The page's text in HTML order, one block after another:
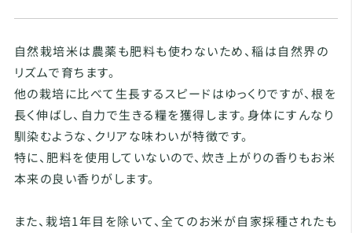
自然栽培米は農薬も肥料も使わないため、稲は自然界の
リズムで育ちます。
他の栽培に比べて生長するスピードはゆっくりですが、根を
長く伸ばし、自力で生きる糧を獲得します。身体にすんなり
馴染むような、クリアな味わいが特徴です。
特に、肥料を使用していないので、炊き上がりの香りもお米
本来の良い香りがします。
また、栽培1年目を除いて、全てのお米が自家採種されたも